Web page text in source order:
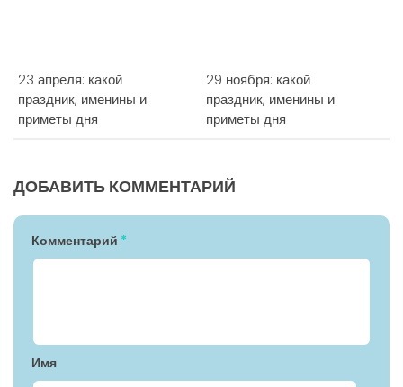
23 апреля: какой
праздник, именины и
приметы дня
29 ноября: какой
праздник, именины и
приметы дня
ДОБАВИТЬ КОММЕНТАРИЙ
Комментарий *
Имя